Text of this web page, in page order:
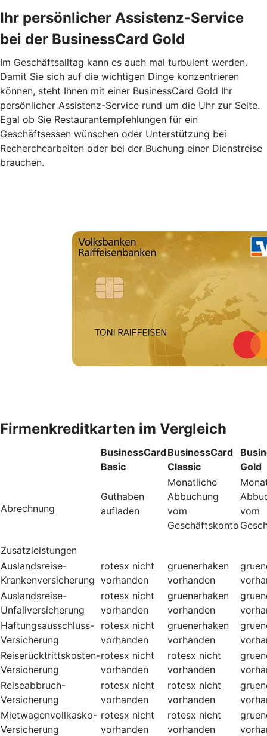
Ihr persönlicher Assistenz-Service
bei der BusinessCard Gold
Im Geschäftsalltag kann es auch mal turbulent werden.
Damit Sie sich auf die wichtigen Dinge konzentrieren
können, steht Ihnen mit einer BusinessCard Gold Ihr
persönlicher Assistenz-Service rund um die Uhr zur Seite.
Egal ob Sie Restaurantempfehlungen für ein
Geschäftsessen wünschen oder Unterstützung bei
Recherchearbeiten oder bei der Buchung einer Dienstreise
brauchen.
Firmenkreditkarten im Vergleich
BusinessCard
Basic
BusinessCard
Classic
Gold
Abrechnung
Guthaben
aufladen
Monatliche
Abbuchung
vom
Geschäftskonto
vom
Zusatzleistungen
Auslandsreise-
Krankenversicherung
rotesx nicht
vorhanden
gruenerhaken
vorhanden
Auslandsreise-
Unfallversicherung
rotesx nicht
vorhanden
gruenerhaken
vorhanden
Haftungsausschluss-
Versicherung
rotesx nicht
vorhanden
gruenerhaken
vorhanden
Reiserücktrittskosten-
Versicherung
rotesx nicht
vorhanden
rotesx nicht
vorhanden
Reiseabbruch-
Versicherung
rotesx nicht
vorhanden
rotesx nicht
vorhanden
Mietwagenvollkasko-
Versicherung
rotesx nicht
vorhanden
rotesx nicht
vorhanden